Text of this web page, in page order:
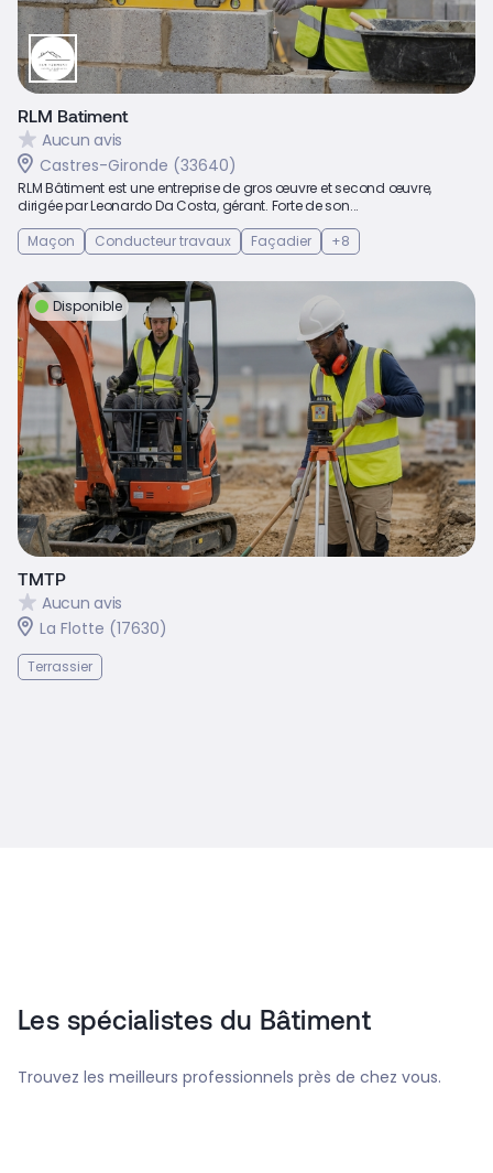
RLM Batiment
Aucun avis
Castres-Gironde (33640)
RLM Bâtiment est une entreprise de gros œuvre et second œuvre,
dirigée par Leonardo Da Costa, gérant. Forte de son...
Maçon
Conducteur travaux Façadier +8
Disponible
TMTP
Aucun avis
La Flotte (17630)
Terrassier
Les spécialistes du Bâtiment
Trouvez les meilleurs professionnels près de chez vous.